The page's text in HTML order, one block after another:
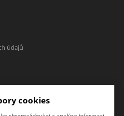
údajů
cookies